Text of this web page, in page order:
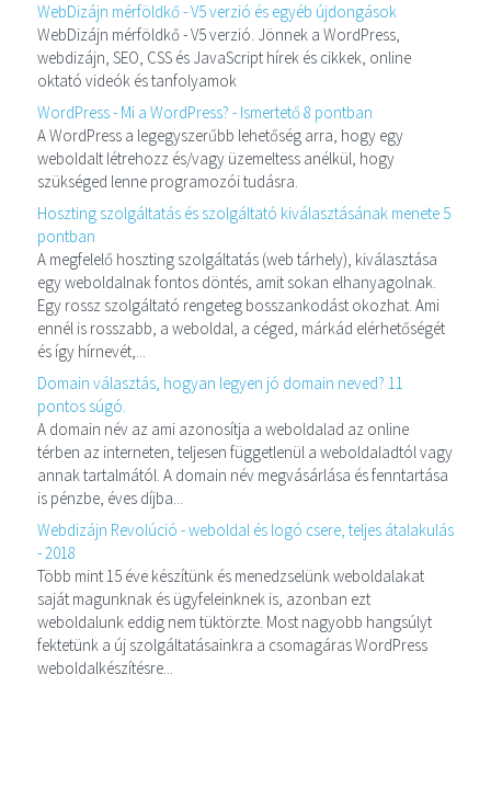
WebDizájn mérföldkő - V5 verzió és egyéb újdongások
WebDizájn mérföldkő - V5 verzió. Jönnek a WordPress,
webdizájn, SEO, CSS és JavaScript hírek és cikkek, online
oktató videók és tanfolyamok
WordPress - Mi a WordPress? - Ismertető 8 pontban
A WordPress a legegyszerűbb lehetőség arra, hogy egy
weboldalt létrehozz és/vagy üzemeltess anélkül, hogy
szükséged lenne programozói tudásra.
Hoszting szolgáltatás és szolgáltató kiválasztásának menete 5
pontban
A megfelelő hoszting szolgáltatás (web tárhely), kiválasztása
egy weboldalnak fontos döntés, amit sokan elhanyagolnak.
Egy rossz szolgáltató rengeteg bosszankodást okozhat. Ami
ennél is rosszabb, a weboldal, a céged, márkád elérhetőségét
és így hírnevét,...
Domain választás, hogyan legyen jó domain neved? 11
pontos súgó.
A domain név az ami azonosítja a weboldalad az online
térben az interneten, teljesen függetlenül a weboldaladtól vagy
annak tartalmától. A domain név megvásárlása és fenntartása
is pénzbe, éves díjba...
Webdizájn Revolúció - weboldal és logó csere, teljes átalakulás
- 2018
Több mint 15 éve készítünk és menedzselünk weboldalakat
saját magunknak és ügyfeleinknek is, azonban ezt
weboldalunk eddig nem tüktörzte. Most nagyobb hangsúlyt
fektetünk a új szolgáltatásainkra a csomagáras WordPress
weboldalkészítésre...